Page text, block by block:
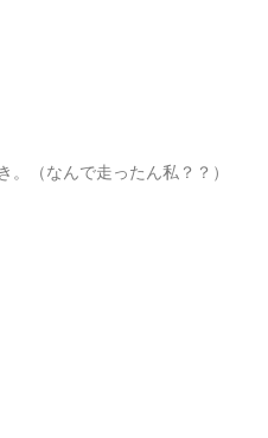
（なんで走ったん私？？）